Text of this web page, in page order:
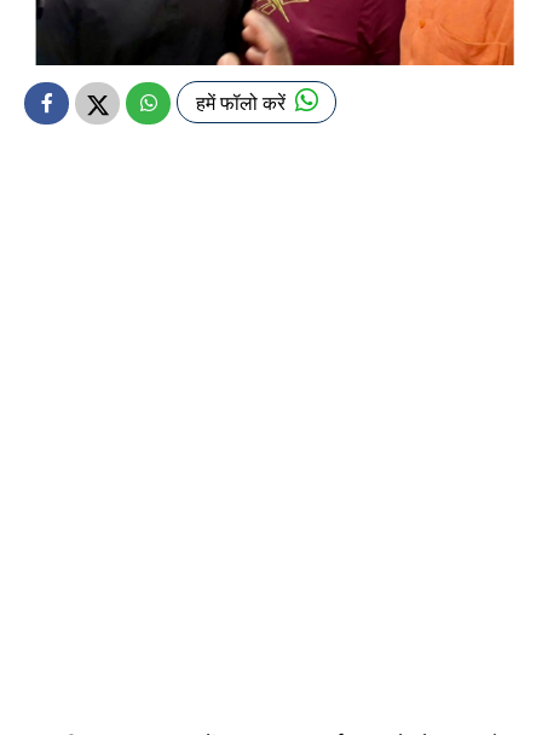
हमें फॉलो करें